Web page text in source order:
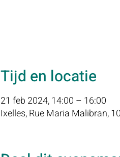
Tijd en locatie
21 feb 2024, 14:00 – 16:00
Ixelles, Rue Maria Malibran,